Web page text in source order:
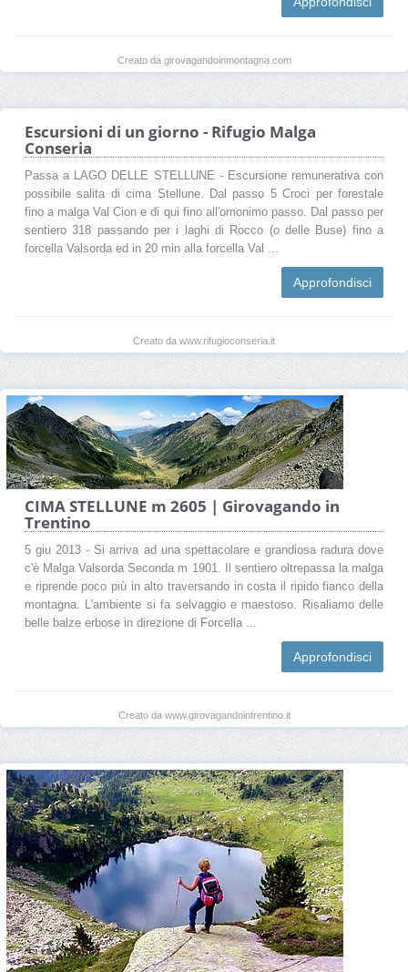
Creato da girovagandoinmontagna.com
Escursioni di un giorno - Rifugio Malga
Conseria
Passa a LAGO DELLE STELLUNE - Escursione remunerativa con
possibile salita di cima Stellune. Dal passo 5 Croci per forestale
fino a malga Val Cion e di qui fino all'omonimo passo. Dal passo per
sentiero 318 passando per i laghi di Rocco (o delle Buse) fino a
forcella Valsorda ed in 20 min alla forcella Val ...
Approfondisci
Creato da www.rifugioconseria.it
CIMA STELLUNE m 2605 | Girovagando in
Trentino
5 giu 2013 - Si arriva ad una spettacolare e grandiosa radura dove
c'è Malga Valsorda Seconda m 1901. Il sentiero oltrepassa la malga
e riprende poco più in alto traversando in costa il ripido fianco della
montagna. L'ambiente si fa selvaggio e maestoso. Risaliamo delle
belle balze erbose in direzione di Forcella ...
Approfondisci
Creato da www.girovagandointrentino.it